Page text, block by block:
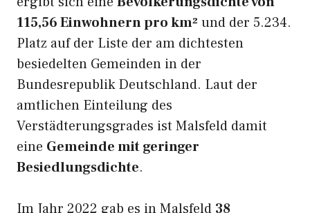
115,56 Einwohnern pro km² und der 5.234.
Platz auf der Liste der am dichtesten
besiedelten Gemeinden in der
Bundesrepublik Deutschland. Laut der
amtlichen Einteilung des
Verstädterungsgrades ist Malsfeld damit
eine Gemeinde mit geringer
Besiedlungsdichte.
Im Jahr 2022 gab es in Malsfeld 38